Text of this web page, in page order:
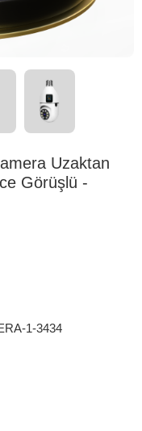
Uzaktan
Görüşlü -
1-3434